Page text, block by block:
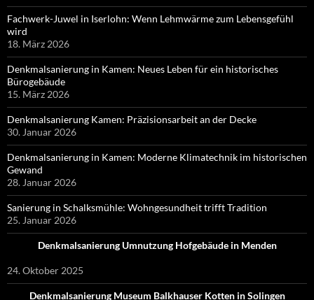
Fachwerk-Juwel in Iserlohn: Wenn Lehmwärme zum Lebensgefühl
wird
18. März 2026
Denkmalsanierung in Kamen: Neues Leben für ein historisches
Bürogebäude
15. März 2026
Denkmalsanierung Kamen: Präzisionsarbeit an der Decke
30. Januar 2026
Denkmalsanierung in Kamen: Moderne Klimatechnik im historischen
Gewand
28. Januar 2026
Sanierung in Schalksmühle: Wohngesundheit trifft Tradition
25. Januar 2026
Denkmalsanierung Umnutzung Hofgebäude in Menden
24. Oktober 2025
Denkmalsanierung Museum Balkhauser Kotten in Solingen